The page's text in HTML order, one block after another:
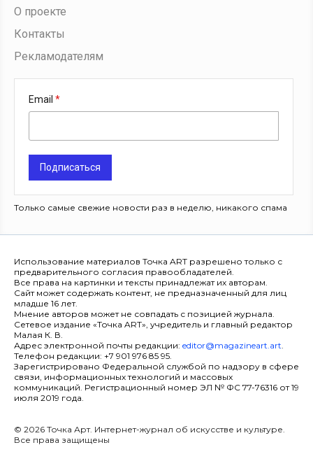
О проекте
Контакты
Рекламодателям
Email
Подписаться
Только самые свежие новости раз в неделю, никакого спама
Использование материалов Точка ART разрешено только с
предварительного согласия правообладателей.
Все права на картинки и тексты принадлежат их авторам.
Сайт может содержать контент, не предназначенный для лиц
младше 16 лет.
Мнение авторов может не совпадать с позицией журнала.
Сетевое издание «Точка ART», учредитель и главный редактор
Малая К. В.
Адрес электронной почты редакции: editor@magazineart.art.
Телефон редакции: +7 901 976 85 95.
Зарегистрировано Федеральной службой по надзору в сфере
связи, информационных технологий и массовых
коммуникаций. Регистрационный номер ЭЛ № ФС 77-76316 от 19
июля 2019 года.
© 2026 Точка Арт. Интернет-журнал об искусстве и культуре.
Все права защищены